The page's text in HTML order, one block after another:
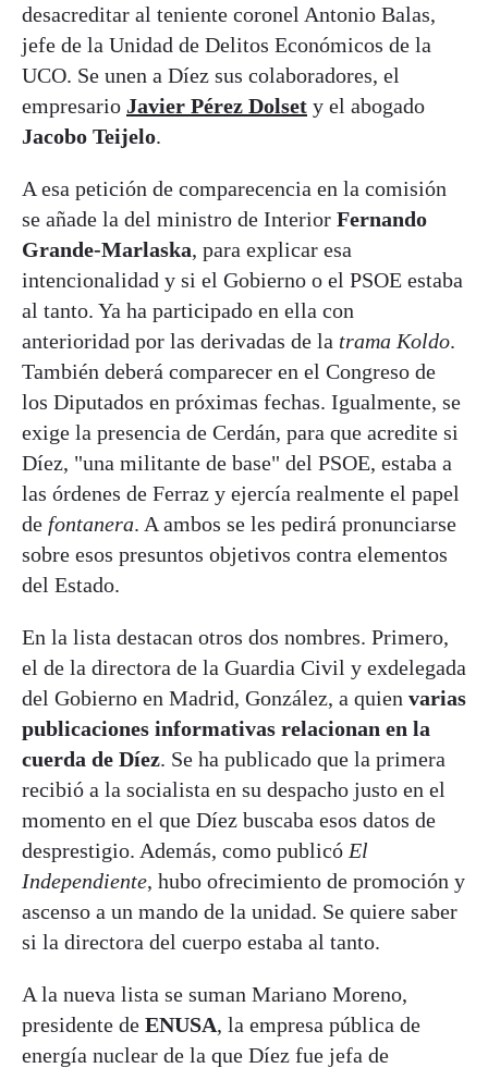
desacreditar al teniente coronel Antonio Balas,
jefe de la Unidad de Delitos Económicos de la
UCO. Se unen a Díez sus colaboradores, el
empresario Javier Pérez Dolset y el abogado
Jacobo Teijelo.
A esa petición de comparecencia en la comisión
se añade la del ministro de Interior Fernando
Grande-Marlaska, para explicar esa
intencionalidad y si el Gobierno o el PSOE estaba
al tanto. Ya ha participado en ella con
anterioridad por las derivadas de la trama Koldo.
También deberá comparecer en el Congreso de
los Diputados en próximas fechas. Igualmente, se
exige la presencia de Cerdán, para que acredite si
Díez, "una militante de base" del PSOE, estaba a
las órdenes de Ferraz y ejercía realmente el papel
de fontanera. A ambos se les pedirá pronunciarse
sobre esos presuntos objetivos contra elementos
del Estado.
En la lista destacan otros dos nombres. Primero,
el de la directora de la Guardia Civil y exdelegada
del Gobierno en Madrid, González, a quien varias
publicaciones informativas relacionan en la
cuerda de Díez. Se ha publicado que la primera
recibió a la socialista en su despacho justo en el
momento en el que Díez buscaba esos datos de
desprestigio. Además, como publicó El
Independiente, hubo ofrecimiento de promoción y
ascenso a un mando de la unidad. Se quiere saber
si la directora del cuerpo estaba al tanto.
A la nueva lista se suman Mariano Moreno,
presidente de ENUSA, la empresa pública de
energía nuclear de la que Díez fue jefa de